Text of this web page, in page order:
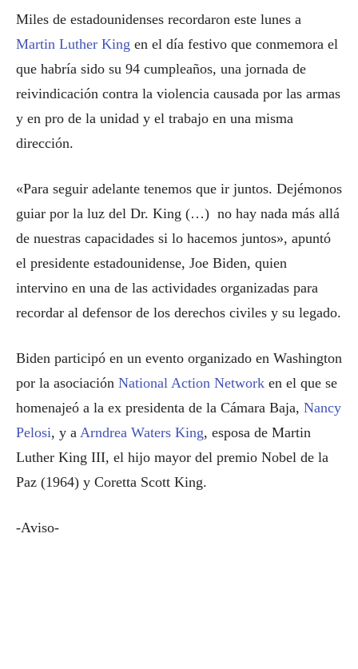
Miles de estadounidenses recordaron este lunes a
Martin Luther King en el día festivo que conmemora el
que habría sido su 94 cumpleaños, una jornada de
reivindicación contra la violencia causada por las armas
y en pro de la unidad y el trabajo en una misma
dirección.
«Para seguir adelante tenemos que ir juntos. Dejémonos
guiar por la luz del Dr. King (…) no hay nada más allá
de nuestras capacidades si lo hacemos juntos», apuntó
el presidente estadounidense, Joe Biden, quien
intervino en una de las actividades organizadas para
recordar al defensor de los derechos civiles y su legado.
Biden participó en un evento organizado en Washington
por la asociación National Action Network en el que se
homenajeó a la ex presidenta de la Cámara Baja, Nancy
Pelosi, y a Arndrea Waters King, esposa de Martin
Luther King III, el hijo mayor del premio Nobel de la
Paz (1964) y Coretta Scott King.
-Aviso-